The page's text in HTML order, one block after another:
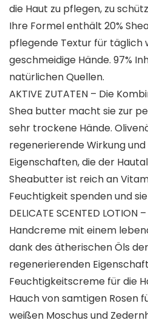
die Haut zu pflegen, zu
Ihre Formel enthält 20%
pflegende Textur für täglich
geschmeidige Hände. 97%
natürlichen Quellen.
AKTIVE ZUTATEN – Die
Shea butter macht sie zur
sehr trockene Hände.
regenerierende Wirkung
Eigenschaften, die der
Sheabutter ist reich an
Feuchtigkeit spenden und
DELICATE SCENTED LOTION
Handcreme mit einem
dank des ätherischen Öls
regenerierenden
Feuchtigkeitscreme für die
Hauch von samtigen Rosen
weißen Moschus und